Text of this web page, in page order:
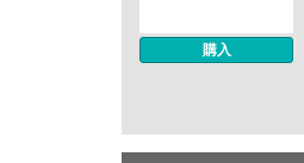
購入